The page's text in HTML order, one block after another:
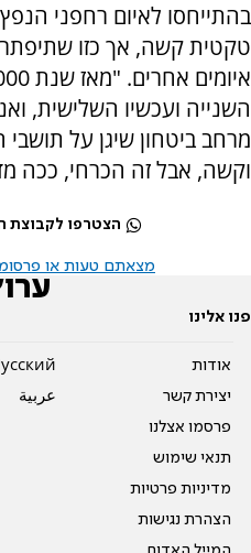
בהתייחסו לאיום רחפני
טקטית קשה, אך כזו
השנייה ועכשיו השלישית,
מרחב ביטחון שיגן על תושבי
וקשה, אבל זה הכרחי, ככה
הצטרפו לקבוצת
מצאתם טעות או
פנו אלינו
אודות
יצירת קשר
פרסמו אצלנו
תנאי שימוש
מדיניות פרטיות
הצהרת נגישות
عربية